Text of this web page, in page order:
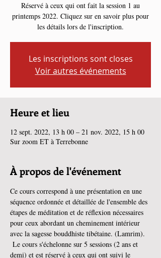
Réservé à ceux qui ont fait la session 1 au
printemps 2022. Cliquez sur en savoir plus pour
les détails lors de l'inscription.
Les inscriptions sont closes
Voir autres événements
Heure et lieu
12 sept. 2022, 13 h 00 – 21 nov. 2022, 15 h 00
Sur zoom ET à Terrebonne
À propos de l'événement
Ce cours correspond à une présentation en une
séquence ordonnée et détaillée de l'ensemble des
étapes de méditation et de réflexion nécessaires
pour ceux abordant un cheminement intérieur
avec la sagesse bouddhiste tibétaine. (Lamrim).
Le cours s'échelonne sur 5 sessions (2 ans et
demi) et est réservé à ceux qui ont suivi le